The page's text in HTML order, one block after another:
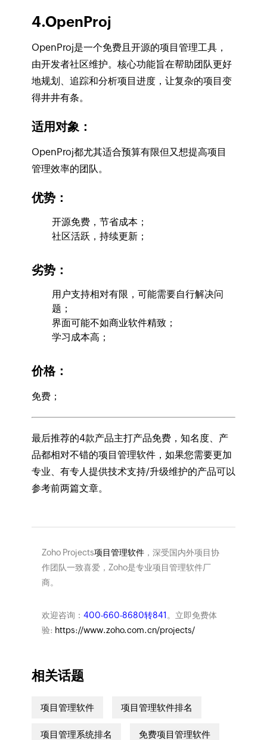
4.OpenProj
OpenProj是一个免费且开源的项目管理工具，
由开发者社区维护。核心功能旨在帮助团队更好
地规划、追踪和分析项目进度，让复杂的项目变
得井井有条。
适用‍对象：
OpenProj都尤其适合预算有限但又想提高项目
管理效率的团队。
优势：
开源免费，节省成本；
社区活跃，持续更新；
劣势：
用户支持相对有限，可能需要自行解决问
题；
界面可能不如商业软件精致；
学习成本高；
价格：
免费；
最后推荐的4款产品主打产品免费，知名度、产
品都相对不错的项目管理软件，如果您需要更加
专业、有专人提供技术支持/升级维护的产品可以
参考前两篇文章。
Zoho Projects项目管理软件，深受国内外项目协
作团队一致喜爱，Zoho是专业项目管理软件厂
商。
欢迎咨询： 400-660-8680转841 。立即免费体
验: https://www.zoho.com.cn/projects/
相关话题
项目管理软件 项目管理软件排名
项目管理系统排名 免费项目管理软件